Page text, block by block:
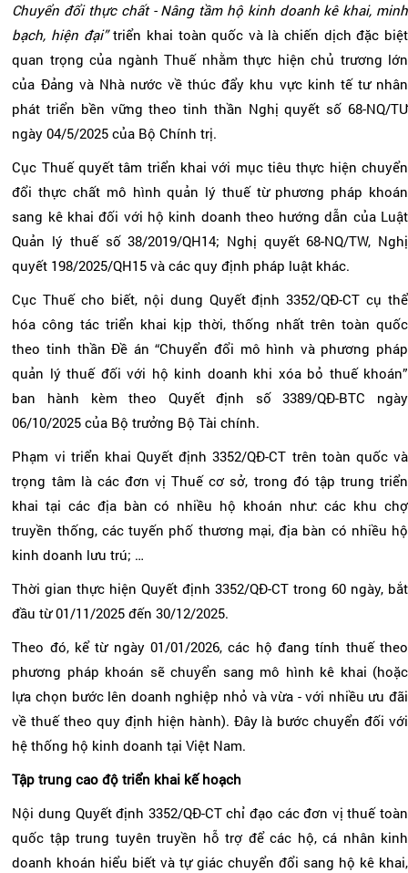
Chuyển đổi thực chất - Nâng tầm hộ kinh doanh kê khai, minh
bạch, hiện đại”triển khai toàn quốc và là chiến dịch đặc biệt
quan trọng của ngành Thuế nhằm thực hiện chủ trương lớn
của Đảng và Nhà nước về thúc đẩy khu vực kinh tế tư nhân
phát triển bền vững theo tinh thần Nghị quyết số 68-NQ/TƯ
ngày 04/5/2025 của Bộ Chính trị.
Cục Thuế quyết tâm triển khai với mục tiêu thực hiện chuyển
đổi thực chất mô hình quản lý thuế từ phương pháp khoán
sang kê khai đối với hộ kinh doanh theo hướng dẫn của Luật
Quản lý thuế số 38/2019/QH14; Nghị quyết 68-NQ/TW, Nghị
quyết 198/2025/QH15 và các quy định pháp luật khác.
Cục Thuế cho biết, nội dung Quyết định 3352/QĐ-CT cụ thể
hóa công tác triển khai kịp thời, thống nhất trên toàn quốc
theo tinh thần Đề án “Chuyển đổi mô hình và phương pháp
quản lý thuế đối với hộ kinh doanh khi xóa bỏ thuế khoán”
ban hành kèm theo Quyết định số 3389/QĐ-BTC ngày
06/10/2025 của Bộ trưởng Bộ Tài chính.
Phạm vi triển khai Quyết định 3352/QĐ-CT trên toàn quốc và
trọng tâm là các đơn vị Thuế cơ sở, trong đó tập trung triển
khai tại các địa bàn có nhiều hộ khoán như: các khu chợ
truyền thống, các tuyến phố thương mại, địa bàn có nhiều hộ
kinh doanh lưu trú; …
Thời gian thực hiện Quyết định 3352/QĐ-CT trong 60 ngày, bắt
đầu từ 01/11/2025 đến 30/12/2025.
Theo đó, kể từ ngày 01/01/2026, các hộ đang tính thuế theo
phương pháp khoán sẽ chuyển sang mô hình kê khai (hoặc
lựa chọn bước lên doanh nghiệp nhỏ và vừa - với nhiều ưu đãi
về thuế theo quy định hiện hành). Đây là bước chuyển đối với
hệ thống hộ kinh doanh tại Việt Nam.
Tập trung cao độ triển khai kế hoạch
Nội dung Quyết định 3352/QĐ-CT chỉ đạo các đơn vị thuế toàn
quốc tập trung tuyên truyền hỗ trợ để các hộ, cá nhân kinh
doanh khoán hiểu biết và tự giác chuyển đổi sang hộ kê khai,